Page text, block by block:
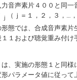
音声素片４００と同一
ｊ （ｊ＝１，２，３，…
態では、合成音声素片
１および聴覚重み付け
、実施の形態１と同様
パラメータ値に従って